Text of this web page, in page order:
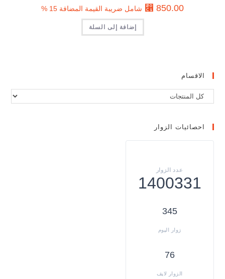
⃁ 850.00 شامل ضريبة القيمة المضافة 15 %
إضافة إلى السلة
الاقسام
احصائيات الزوار
1400331
345
76